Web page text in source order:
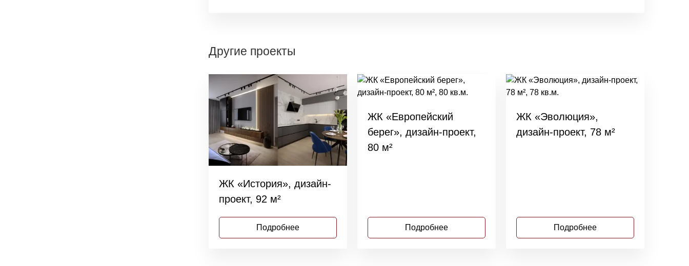
Другие проекты
ЖК «История», дизайн-
проект, 92 м²
Подробнее
ЖК «Европейский
берег», дизайн-проект,
80 м²
Подробнее
ЖК «Эволюция»,
дизайн-проект, 78 м²
Подробнее